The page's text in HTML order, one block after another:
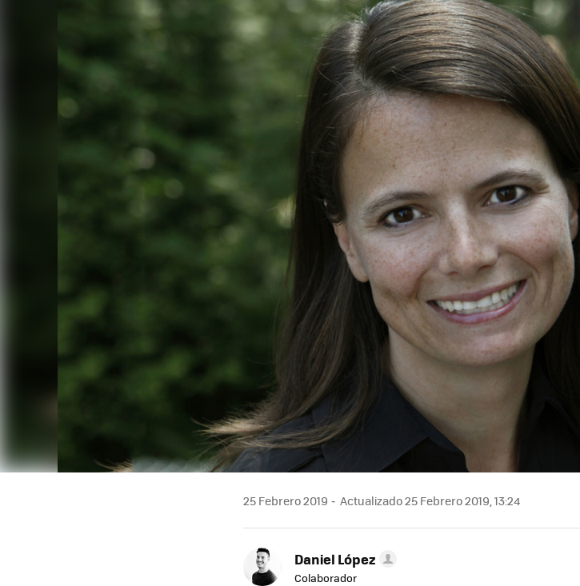
25 Febrero 2019 Actualizado 25 Febrero 2019, 13:24
Daniel López
Colaborador